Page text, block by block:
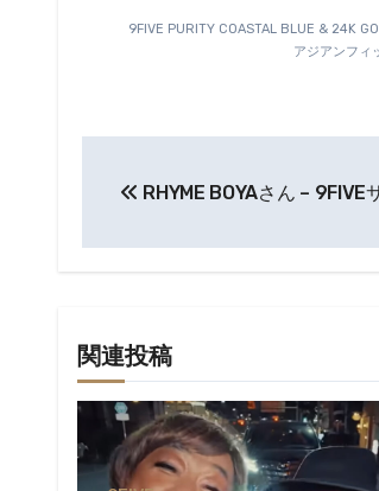
9FIVE PURITY COASTAL BLUE & 24K
アジアンフィ
ナ
ゲ
ー
シ
RHYME BOYAさん – 9FIVE
関連投稿